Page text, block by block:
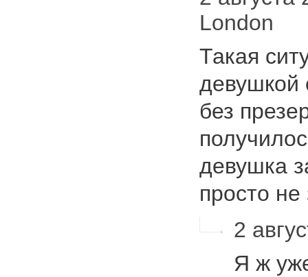
London
Такая
девушкой
без
девушка
просто
2
Я ж